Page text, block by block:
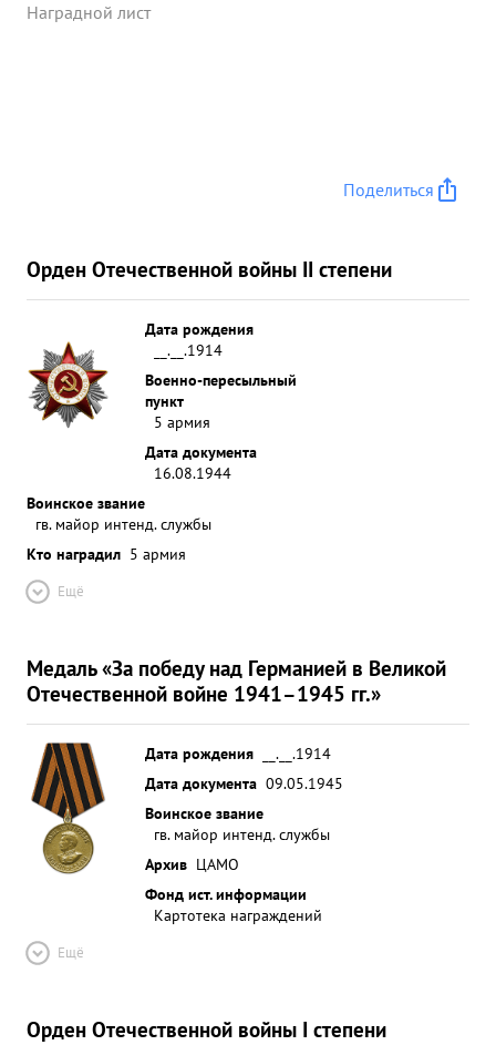
Наградной лист
Поделиться
Орден Отечественной войны II степени
Дата рождения
__.__.1914
Военно-пересыльный
пункт
5 армия
Дата документа
16.08.1944
Воинское звание
гв. майор интенд. службы
Кто наградил 5 армия
Ещё
Медаль «За победу над Германией в Великой
Отечественной войне 1941–1945 гг.»
Дата рождения
__.__.1914
Дата документа 09.05.1945
Воинское звание
гв. майор интенд. службы
Архив ЦАМО
Фонд ист. информации
Картотека награждений
Ещё
Орден Отечественной войны I степени